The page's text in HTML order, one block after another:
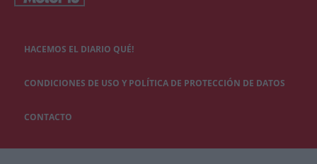
HACEMOS EL DIARIO QUÉ!
CONDICIONES DE USO Y POLÍTICA DE PROTECCIÓN DE DATOS
CONTACTO